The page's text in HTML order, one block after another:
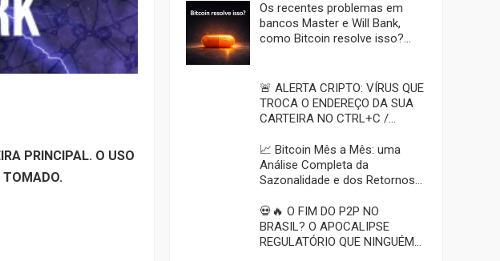
PRINCIPAL. O USO
TOMADO.
Os recentes problemas em
bancos Master e Will Bank,
como Bitcoin resolve isso?
🚨 ALERTA CRIPTO: VÍRUS QUE
TROCA O ENDEREÇO DA SUA
CARTEIRA NO CTRL+C /
📈 Bitcoin Mês a Mês: uma
Análise Completa da
Sazonalidade e dos Retornos
2025
💀🔥 O FIM DO P2P NO
BRASIL? O APOCALIPSE
REGULATÓRIO QUE NINGUÉM